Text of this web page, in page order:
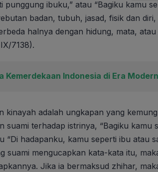
punggung ibuku,” atau “Bagiku kamu
badan, tubuh, jasad, fisik dan
halnya dengan hidung, mata,
7138).
Kemerdekaan Indonesia di Era
kinayah adalah ungkapan yang
suami terhadap istrinya, “Bagiku kamu
“Di hadapanku, kamu seperti ibu atau
suami mengucapkan kata-kata itu,
Jika ia bermaksud zhihar,